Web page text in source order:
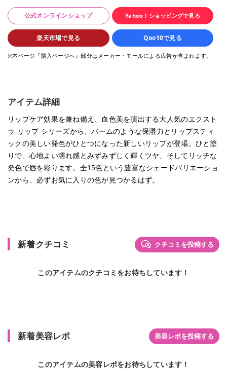
公式オンラインショップ Yahoo！ショッピングで見る
楽天市場で見る Qoo10で見る
※本ページ『購入ページへ』部分はメーカー・モールによる広告が含まれます。
アイテム詳細
リップケア効果を兼ね備え、血色美を演出する大人気のエクスト
ラ リップ シリーズから、バームのような保湿力とリップスティ
ックの美しい発色がひとつになった新しいリップが登場。ひと塗
りで、心地よい濡れ感とみずみずしく輝くツヤ、そしてリッチな
発色で唇を彩ります。全15色という豊富なシェードバリエーショ
ンから、必ずお気に入りの色が見つかるはず。
新着クチコミ クチコミを投稿する
このアイテムのクチコミをお待ちしています！
新着美容レポ 美容レポを投稿する
このアイテムの美容レポをお待ちしています！